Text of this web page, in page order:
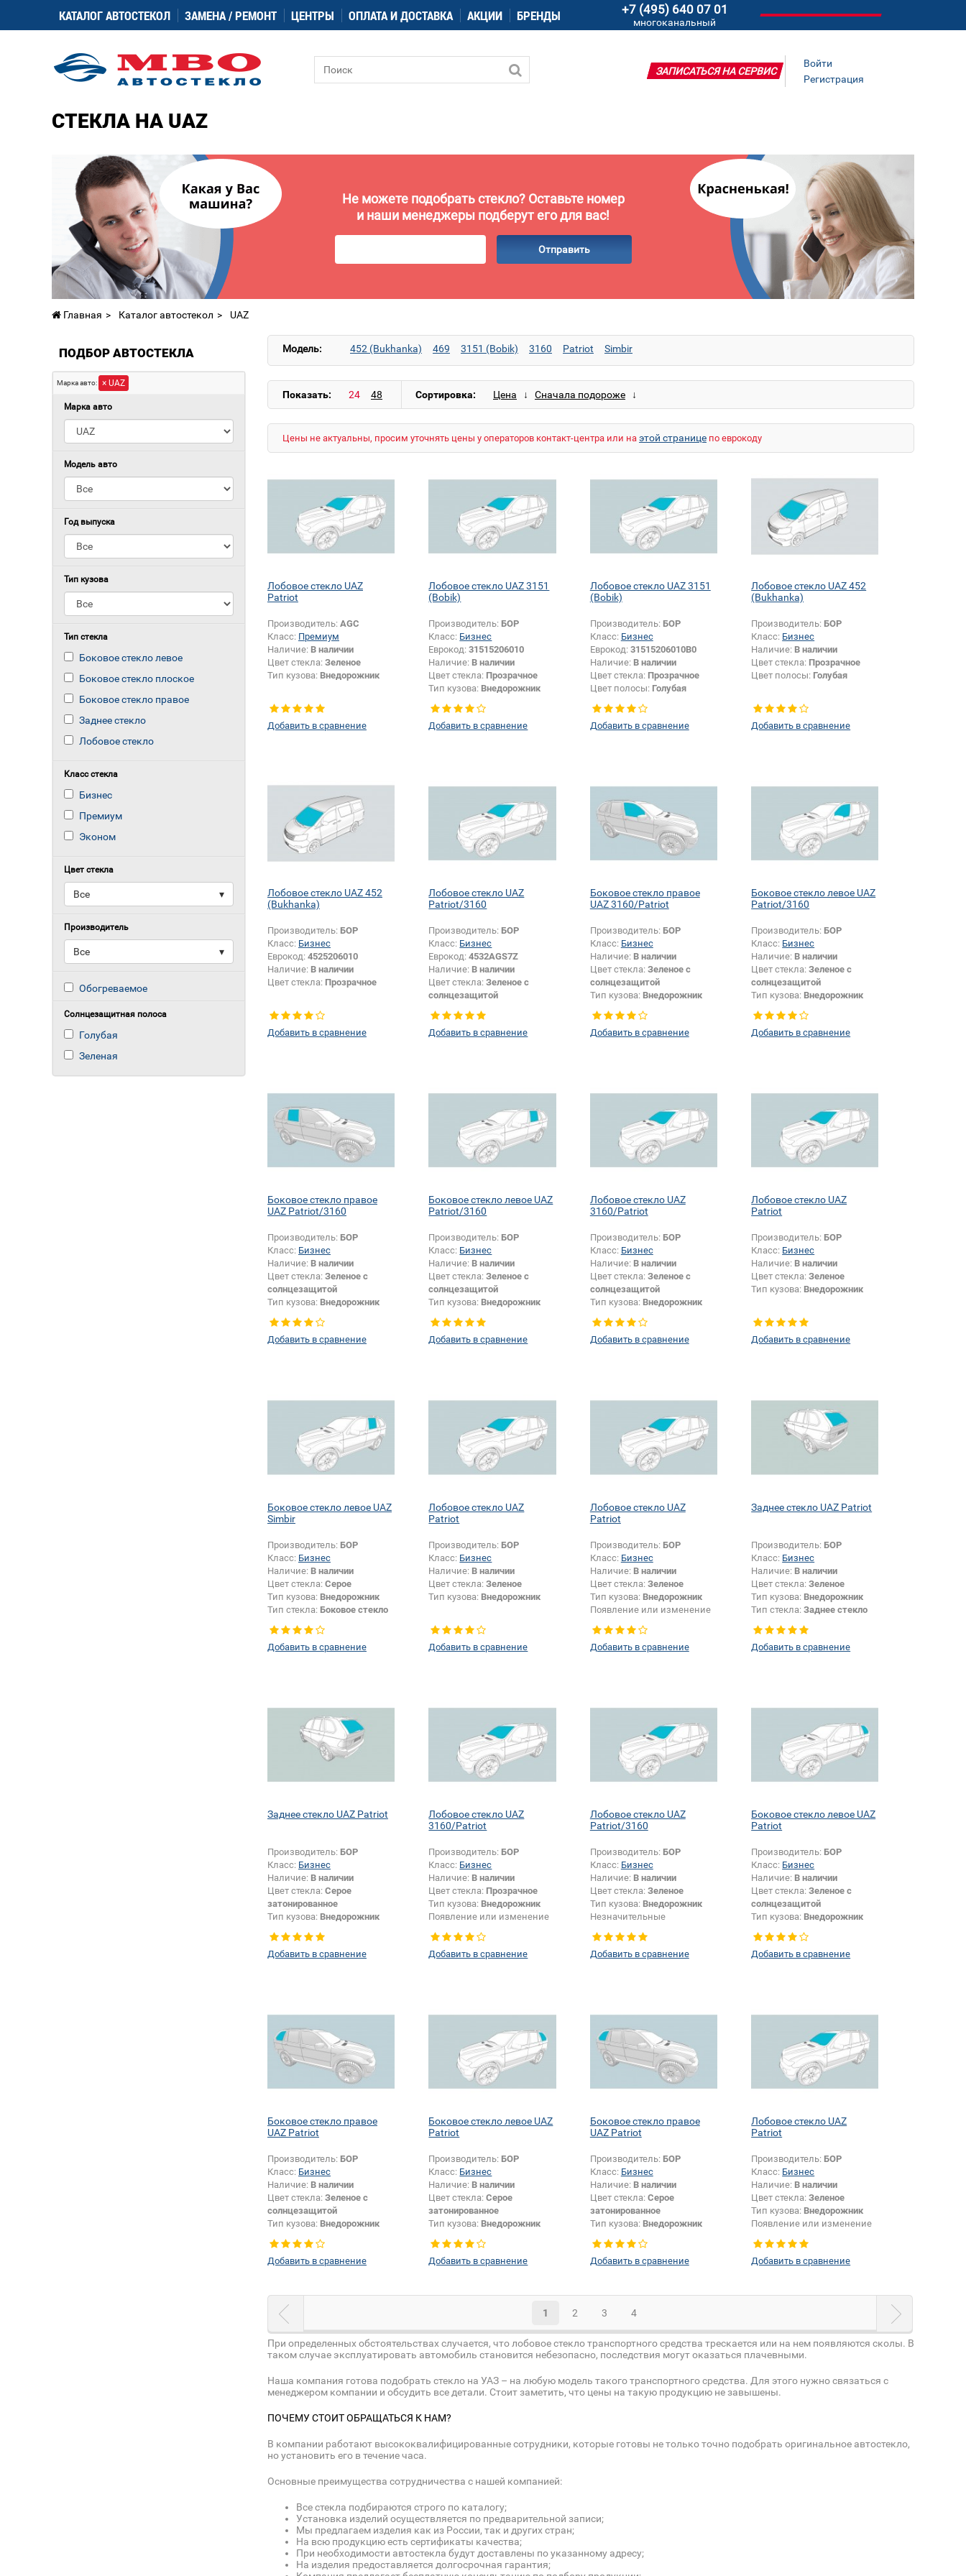
КАТАЛОГ АВТОСТЕКОЛ ЗАМЕНА / РЕМОНТ ЦЕНТРЫ ОПЛАТА И ДОСТАВКА АКЦИИ БРЕНДЫ +7 (495) 640 07 01
многоканальный
Войти
Регистрация
ЗАПИСАТЬСЯ НА СЕРВИС
СТЕКЛА НА UAZ
Не можете подобрать стекло? Оставьте номер
и наши менеджеры подберут его для вас!
Отправить
Главная Каталог автостекол UAZ
ПОДБОР АВТОСТЕКЛА
Марка авто: × UAZ
Марка авто
Модель авто
Год выпуска
Тип кузова
Тип стекла
Боковое стекло левое
Боковое стекло плоское
Боковое стекло правое
Заднее стекло
Лобовое стекло
Класс стекла
Бизнес
Премиум
Эконом
Цвет стекла
▾
Все
Производитель
▾
Все
Обогреваемое
Солнцезащитная полоса
Голубая
Зеленая
Модель: 452 (Bukhanka) 469 3151 (Bobik) 3160 Patriot Simbir
Показать: Сортировка:
Цены не актуальны, просим уточнять цены у операторов контакт-центра или на этой странице по еврокоду
Лобовое стекло UAZ
Patriot
Производитель: AGC
Класс: Премиум
Наличие: В наличии
Цвет стекла: Зеленое
Тип кузова: Внедорожник
Добавить в сравнение
Лобовое стекло UAZ 3151
(Bobik)
Производитель: БОР
Класс: Бизнес
Еврокод:31515206010
Наличие: В наличии
Цвет стекла: Прозрачное
Тип кузова: Внедорожник
Продукт закодированный с
символами D/F/S/T/Y до
21.09.2005:Да
Добавить в сравнение
Лобовое стекло UAZ 3151
(Bobik)
Производитель: БОР
Класс: Бизнес
Еврокод: 31515206010B0
Наличие: В наличии
Цвет стекла: Прозрачное
Цвет полосы: Голубая
Тип кузова: Внедорожник
Продукт закодированный с
символами D/F/S/T/Y до
Добавить в сравнение
Лобовое стекло UAZ 452
(Bukhanka)
Производитель: БОР
Класс: Бизнес
Наличие: В наличии
Цвет стекла: Прозрачное
Цвет полосы: Голубая
Добавить в сравнение
Лобовое стекло UAZ 452
(Bukhanka)
Производитель: БОР
Класс: Бизнес
Еврокод: 4525206010
Наличие: В наличии
Цвет стекла: Прозрачное
Добавить в сравнение
Лобовое стекло UAZ
Patriot/3160
Производитель: БОР
Класс: Бизнес
Еврокод:4532AGS7Z
Наличие: В наличии
Цвет стекла:Зеленое с
солнцезащитой
Тип кузова:Внедорожник
Незначительные
изменения размеров:Да
Добавить в сравнение
Боковое стекло правое
UAZ 3160/Patriot
Производитель: БОР
Класс: Бизнес
Наличие: В наличии
Цвет стекла: Зеленое с
солнцезащитой
Тип кузова: Внедорожник
Тип стекла: Боковое стекло
правое
Добавить в сравнение
Боковое стекло левое UAZ
Patriot/3160
Производитель: БОР
Класс: Бизнес
Наличие: В наличии
Цвет стекла:Зеленое с
солнцезащитой
Тип кузова: Внедорожник
Тип стекла:Боковое стекло
левое
Добавить в сравнение
Боковое стекло правое
UAZ Patriot/3160
Производитель: БОР
Класс: Бизнес
Наличие: В наличии
Цвет стекла: Зеленое с
солнцезащитой
Тип кузова: Внедорожник
Тип стекла: Боковое стекло
правое
Изменение размера:Да
Добавить в сравнение
Боковое стекло левое UAZ
Patriot/3160
Производитель: БОР
Класс: Бизнес
Наличие: В наличии
Цвет стекла:Зеленое с
солнцезащитой
Тип кузова: Внедорожник
Тип стекла:Боковое стекло
левое
Изменение размера:Да
Добавить в сравнение
Лобовое стекло UAZ
3160/Patriot
Производитель: БОР
Класс: Бизнес
Наличие: В наличии
Цвет стекла: Зеленое с
солнцезащитой
Тип кузова: Внедорожник
Незначительные
изменения размеров:
Добавить в сравнение
Лобовое стекло UAZ
Patriot
Производитель: БОР
Класс: Бизнес
Наличие: В наличии
Цвет стекла:Зеленое
Тип кузова: Внедорожник
Добавить в сравнение
Боковое стекло левое UAZ
Simbir
Производитель: БОР
Класс: Бизнес
Наличие: В наличии
Цвет стекла: Серое
Тип кузова: Внедорожник
Тип стекла: Боковое стекло
Добавить в сравнение
Лобовое стекло UAZ
Patriot
Производитель: БОР
Класс: Бизнес
Наличие: В наличии
Цвет стекла:Зеленое
Тип кузова: Внедорожник
Добавить в сравнение
Лобовое стекло UAZ
Patriot
Производитель: БОР
Класс: Бизнес
Наличие: В наличии
Цвет стекла: Зеленое
Тип кузова: Внедорожник
Появление или изменение
Добавить в сравнение
Заднее стекло UAZ Patriot
Производитель: БОР
Класс: Бизнес
Наличие: В наличии
Цвет стекла:Зеленое
Тип кузова: Внедорожник
Тип стекла:Заднее стекло
Добавить в сравнение
Заднее стекло UAZ Patriot
Производитель: БОР
Класс: Бизнес
Наличие: В наличии
Цвет стекла: Серое
затонированное
Тип кузова: Внедорожник
Добавить в сравнение
Лобовое стекло UAZ
3160/Patriot
Производитель: БОР
Класс: Бизнес
Наличие: В наличии
Цвет стекла: Прозрачное
Тип кузова: Внедорожник
Появление или изменение
Добавить в сравнение
Лобовое стекло UAZ
Patriot/3160
Производитель: БОР
Класс: Бизнес
Наличие: В наличии
Цвет стекла: Зеленое
Тип кузова: Внедорожник
Незначительные
Добавить в сравнение
Боковое стекло левое UAZ
Patriot
Производитель: БОР
Класс: Бизнес
Наличие: В наличии
Цвет стекла:Зеленое с
солнцезащитой
Тип кузова: Внедорожник
левое
Добавить в сравнение
Боковое стекло правое
UAZ Patriot
Производитель: БОР
Класс: Бизнес
Наличие: В наличии
Цвет стекла: Зеленое с
солнцезащитой
Тип кузова: Внедорожник
правое
Добавить в сравнение
Боковое стекло левое UAZ
Patriot
Производитель: БОР
Класс: Бизнес
Наличие: В наличии
Цвет стекла:Серое
затонированное
Тип кузова: Внедорожник
левое
Добавить в сравнение
Боковое стекло правое
UAZ Patriot
Производитель: БОР
Класс: Бизнес
Наличие: В наличии
Цвет стекла: Серое
затонированное
Тип кузова: Внедорожник
правое
Добавить в сравнение
Лобовое стекло UAZ
Patriot
Производитель: БОР
Класс: Бизнес
Наличие: В наличии
Цвет стекла:Зеленое
Тип кузова: Внедорожник
Появление или изменение
Добавить в сравнение
1 2 3 4
При определенных обстоятельствах случается, что лобовое стекло транспортного средства трескается или на нем появляются сколы. В
таком случае эксплуатировать автомобиль становится небезопасно, последствия могут оказаться плачевными.
Наша компания готова подобрать стекло на УАЗ – на любую модель такого транспортного средства. Для этого нужно связаться с
менеджером компании и обсудить все детали. Стоит заметить, что цены на такую продукцию не завышены.
ПОЧЕМУ СТОИТ ОБРАЩАТЬСЯ К НАМ?
В компании работают высококвалифицированные сотрудники, которые готовы не только точно подобрать оригинальное автостекло,
но установить его в течение часа.
Основные преимущества сотрудничества с нашей компанией:
Все стекла подбираются строго по каталогу;
Установка изделий осуществляется по предварительной записи;
Мы предлагаем изделия как из России, так и других стран;
На всю продукцию есть сертификаты качества;
При необходимости автостекла будут доставлены по указанному адресу;
На изделия предоставляется долгосрочная гарантия;